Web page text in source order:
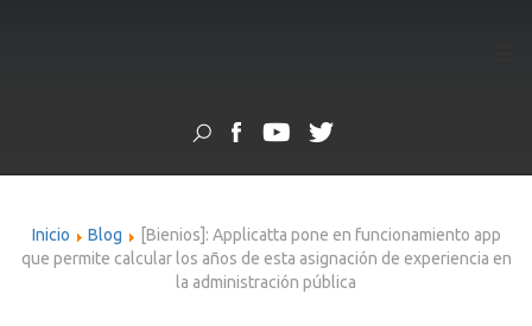
Inicio Blog
[Bienios]: Applicatta pone en funcionamiento app
que permite calcular los años de esta asignación de experiencia en
la administración pública